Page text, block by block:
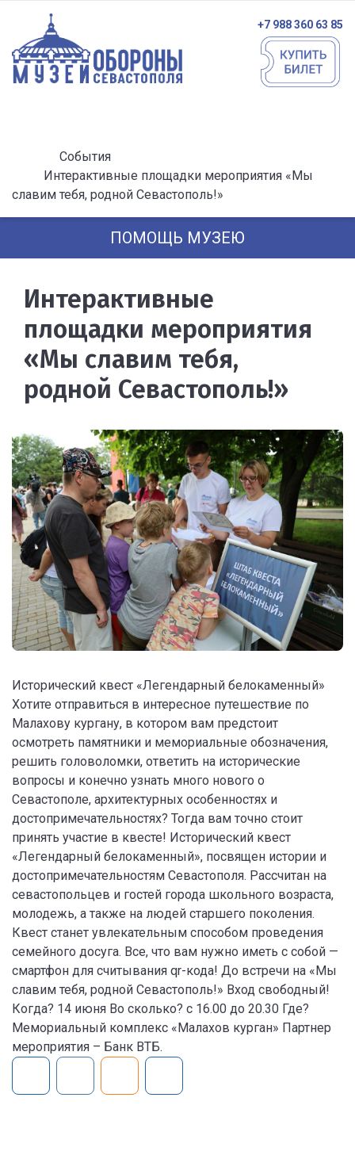
+7 988 360 63 85
События
Интерактивные площадки мероприятия «Мы
славим тебя, родной Севастополь!»
ПОМОЩЬ МУЗЕЮ
Интерактивные
площадки мероприятия
«Мы славим тебя,
родной Севастополь!»
Исторический квест «Легендарный белокаменный»
Хотите отправиться в интересное путешествие по
Малахову кургану, в котором вам предстоит
осмотреть памятники и мемориальные обозначения,
решить головоломки, ответить на исторические
вопросы и конечно узнать много нового о
Севастополе, архитектурных особенностях и
достопримечательностях? Тогда вам точно стоит
принять участие в квесте! Исторический квест
«Легендарный белокаменный», посвящен истории и
достопримечательностям Севастополя. Рассчитан на
севастопольцев и гостей города школьного возраста,
молодежь, а также на людей старшего поколения.
Квест станет увлекательным способом проведения
семейного досуга. Все, что вам нужно иметь с собой —
смартфон для считывания qr-кода! До встречи на «Мы
славим тебя, родной Севастополь!» Вход свободный!
Когда? 14 июня Во сколько? с 16.00 до 20.30 Где?
Мемориальный комплекс «Малахов курган» Партнер
мероприятия – Банк ВТБ.